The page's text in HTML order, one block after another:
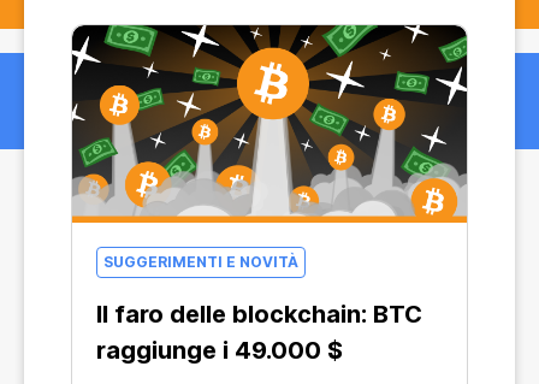
SUGGERIMENTI E NOVITÀ
Il faro delle blockchain: BTC
raggiunge i 49.000 $